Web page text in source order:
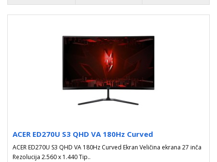
ACER ED270U S3 QHD VA 180Hz Curved
ACER ED270U S3 QHD VA 180Hz Curved Ekran Veličina ekrana 27 inča
Rezolucija 2.560 x 1.440 Tip..